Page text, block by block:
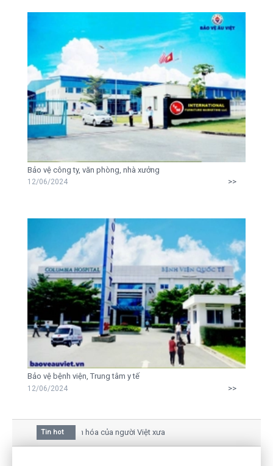
Bảo vệ công ty, văn phòng, nhà xưởng
12/06/2024 >>
Bảo vệ bệnh viện, Trung tâm y tế
12/06/2024 >>
Tin hot
mai trong văn hóa của người Việt xưa
giữa bức thư gửi mẹ của người... tử tù và của CEO